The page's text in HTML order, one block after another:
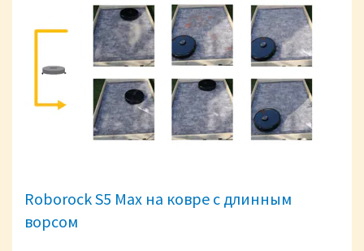
Roborock S5 Max на ковре с длинным
ворсом